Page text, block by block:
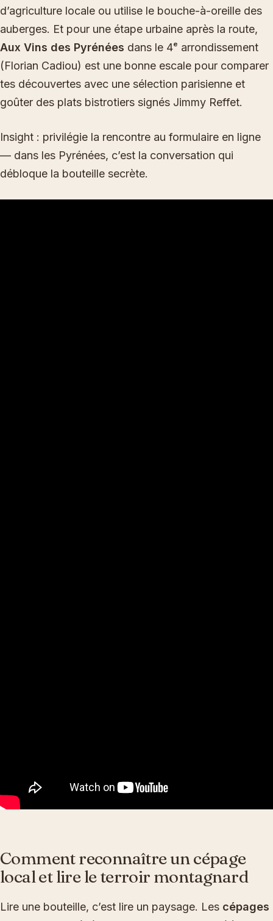
d’agriculture locale ou utilise le bouche-à-oreille des
auberges. Et pour une étape urbaine après la route,
Aux Vins des Pyrénées dans le 4ᵉ arrondissement
(Florian Cadiou) est une bonne escale pour comparer
tes découvertes avec une sélection parisienne et
goûter des plats bistrotiers signés Jimmy Reffet.
Insight : privilégie la rencontre au formulaire en ligne
— dans les Pyrénées, c’est la conversation qui
débloque la bouteille secrète.
Comment reconnaître un cépage
local et lire le terroir montagnard
Lire une bouteille, c’est lire un paysage. Les cépages